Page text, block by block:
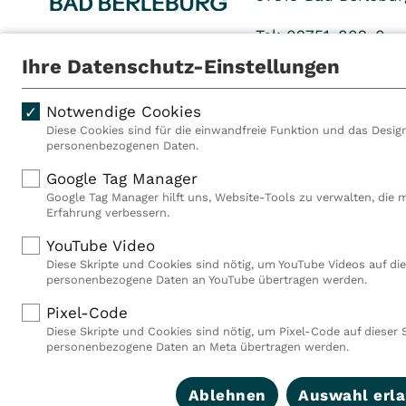
Tel: 02751-802-0
Fax: 02751-802-1369
Rahmen der Gruppe
Akutkliniken, acht
(MVZ), neun
Deutschland über 9.000
Ihre Datenschutz-Einstellungen
Notwendige Cookies
Diese Cookies sind für die einwandfreie Funktion und das
personenbezogenen Daten.
Google Tag Manager
Google Tag Manager hilft uns, Website-Tools zu verwalten, die
Erfahrung verbessern.
YouTube Video
Diese Skripte und Cookies sind nötig, um YouTube Videos auf
personenbezogene Daten an YouTube übertragen werden.
Pixel-Code
Diese Skripte und Cookies sind nötig, um Pixel-Code auf dieser
personenbezogene Daten an Meta übertragen werden.
Ablehnen Auswahl